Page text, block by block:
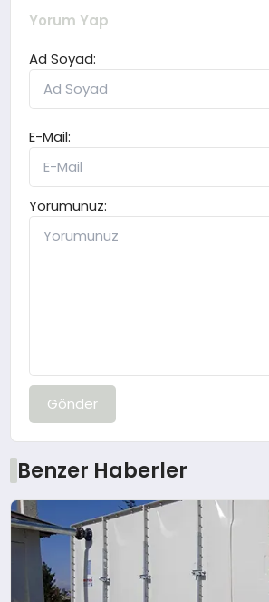
Yorum Yap
Ad Soyad:
E-Mail:
Yorumunuz:
Gönder
Benzer Haberler